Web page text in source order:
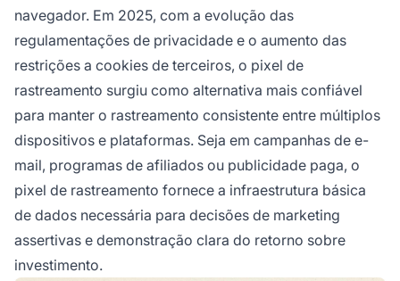
navegador. Em 2025, com a evolução das
regulamentações de privacidade e o aumento das
restrições a cookies de terceiros, o pixel de
rastreamento surgiu como alternativa mais confiável
para manter o rastreamento consistente entre múltiplos
dispositivos e plataformas. Seja em campanhas de e-
mail, programas de afiliados ou publicidade paga, o
pixel de rastreamento fornece a infraestrutura básica
de dados necessária para decisões de marketing
assertivas e demonstração clara do retorno sobre
investimento.